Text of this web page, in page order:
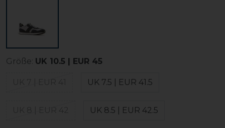
Größe: UK 10.5 | EUR 45
UK 7.5 | EUR 41.5
UK 8.5 | EUR 42.5